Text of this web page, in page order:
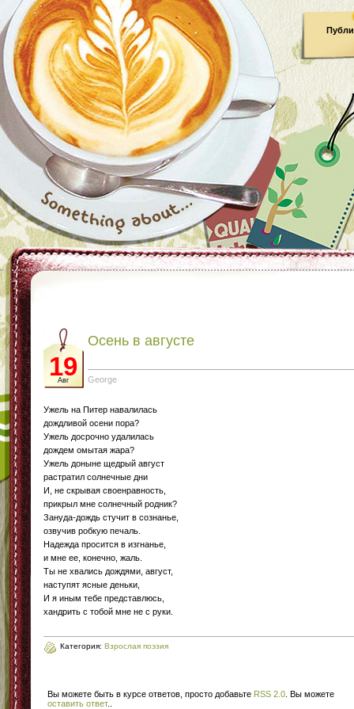
19
Авг
Осень в августе
George
Ужель на Питер навалилась
дождливой осени пора?
Ужель досрочно удалилась
дождем омытая жара?
Ужель доныне щедрый август
растратил солнечные дни
И, не скрывая своенравность,
прикрыл мне солнечный родник?
Зануда-дождь стучит в сознанье,
озвучив робкую печаль.
Надежда просится в изгнанье,
и мне ее, конечно, жаль.
Ты не хвались дождями, август,
наступят ясные деньки,
И я иным тебе представлюсь,
хандрить с тобой мне не с руки.
Категория: Взрослая поэзия
Вы можете быть в курсе ответов, просто добавьте RSS 2.0 . Вы можете
оставить ответ.